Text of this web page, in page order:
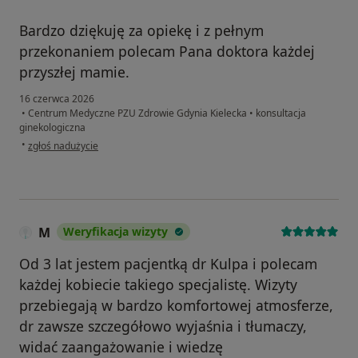
Bardzo dziękuję za opiekę i z pełnym
przekonaniem polecam Pana doktora każdej
przyszłej mamie.
16 czerwca 2026
• Centrum Medyczne PZU Zdrowie Gdynia Kielecka • konsultacja
ginekologiczna
• w opinii użytkownika Lizaveta
zgłoś nadużycie
M Weryfikacja wizyty
Od 3 lat jestem pacjentką dr Kulpa i polecam
każdej kobiecie takiego specjalistę. Wizyty
przebiegają w bardzo komfortowej atmosferze,
dr zawsze szczegółowo wyjaśnia i tłumaczy,
widać zaangażowanie i wiedzę